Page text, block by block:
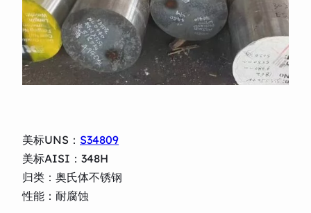
美标UNS： S34809
美标AISI：348H
归类：奥氏体不锈钢
性能：耐腐蚀